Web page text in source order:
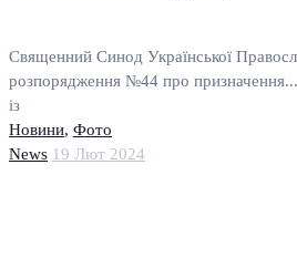
Священний Синод Української
розпорядження №44 про призначення...
із
Новини, Фото
News 19 Лют 2024